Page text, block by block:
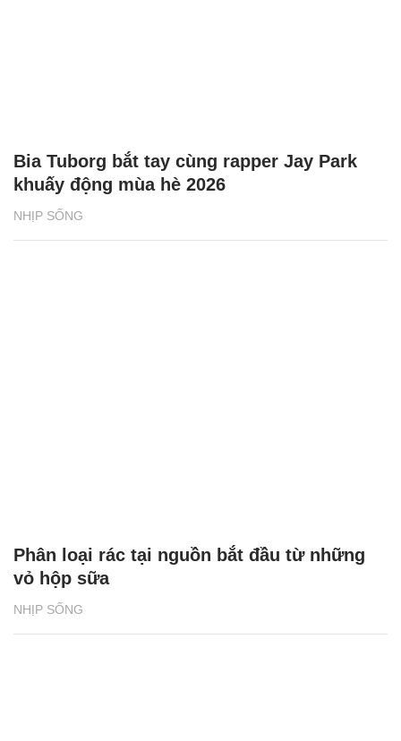
NHỊP SỐNG
Bia Tuborg bắt tay cùng rapper Jay Park
khuấy động mùa hè 2026
NHỊP SỐNG
Phân loại rác tại nguồn bắt đầu từ những
vỏ hộp sữa